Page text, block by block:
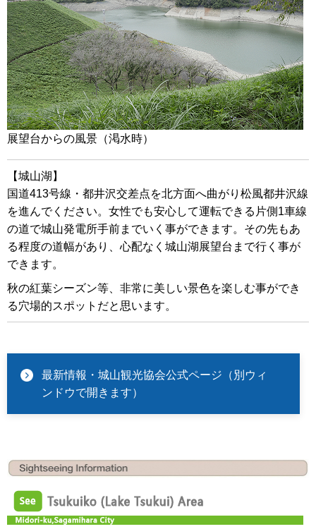
展望台からの風景（渇水時）
【城山湖】
国道413号線・都井沢交差点を北方面へ曲がり松風都井沢線
を進んでください。女性でも安心して運転できる片側1車線
の道で城山発電所手前までいく事ができます。その先もあ
る程度の道幅があり、心配なく城山湖展望台まで行く事が
できます。
秋の紅葉シーズン等、非常に美しい景色を楽しむ事ができ
る穴場的スポットだと思います。
最新情報・城山観光協会公式ページ（別ウィ
ンドウで開きます）